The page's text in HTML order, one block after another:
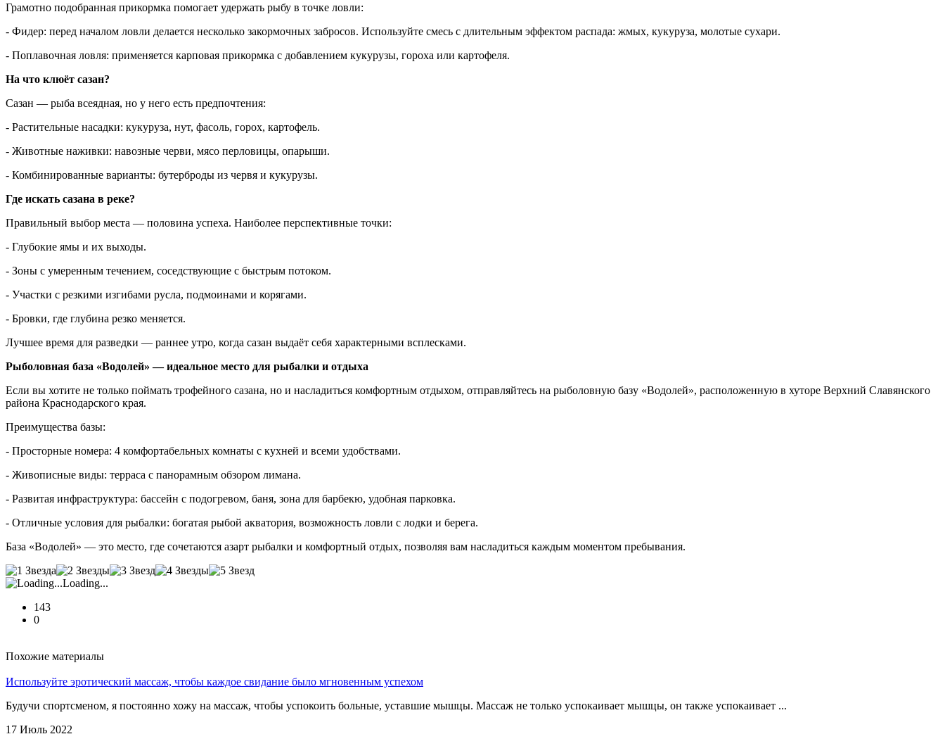
Грамотно подобранная прикормка помогает удержать рыбу в точке ловли:
- Фидер: перед началом ловли делается несколько закормочных забросов. Используйте смесь с длительным эффектом распада: жмых, кукуруза, молотые сухари.
- Поплавочная ловля: применяется карповая прикормка с добавлением кукурузы, гороха или картофеля.
На что клюёт сазан?
Сазан — рыба всеядная, но у него есть предпочтения:
- Растительные насадки: кукуруза, нут, фасоль, горох, картофель.
- Животные наживки: навозные черви, мясо перловицы, опарыши.
- Комбинированные варианты: бутерброды из червя и кукурузы.
Где искать сазана в реке?
Правильный выбор места — половина успеха. Наиболее перспективные точки:
- Глубокие ямы и их выходы.
- Зоны с умеренным течением, соседствующие с быстрым потоком.
- Участки с резкими изгибами русла, подмоинами и корягами.
- Бровки, где глубина резко меняется.
Лучшее время для разведки — раннее утро, когда сазан выдаёт себя характерными всплесками.
Рыболовная база «Водолей» — идеальное место для рыбалки и отдыха
Если вы хотите не только поймать трофейного сазана, но и насладиться комфортным отдыхом, отправляйтесь на рыболовную базу «Водолей», расположенную в хуторе Верхний Славянского
района Краснодарского края.
Преимущества базы:
- Просторные номера: 4 комфортабельных комнаты с кухней и всеми удобствами.
- Живописные виды: терраса с панорамным обзором лимана.
- Развитая инфраструктура: бассейн с подогревом, баня, зона для барбекю, удобная парковка.
- Отличные условия для рыбалки: богатая рыбой акватория, возможность ловли с лодки и берега.
База «Водолей» — это место, где сочетаются азарт рыбалки и комфортный отдых, позволяя вам насладиться каждым моментом пребывания.
Loading...
143
0
Похожие материалы
Используйте эротический массаж, чтобы каждое свидание было мгновенным успехом
Будучи спортсменом, я постоянно хожу на массаж, чтобы успокоить больные, уставшие мышцы. Массаж не только успокаивает мышцы, он также успокаивает ...
17 Июль 2022